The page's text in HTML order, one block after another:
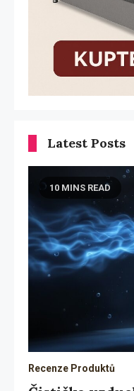
Latest Posts
10 MINS READ
Recenze Produktů